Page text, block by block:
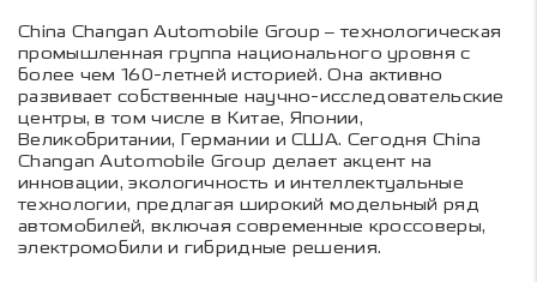
China Changan Automobile Group – технологическая
промышленная группа национального уровня с
более чем 160-летней историей. Она активно
развивает собственные научно-исследовательские
центры, в том числе в Китае, Японии,
Великобритании, Германии и США. Сегодня China
Changan Automobile Group делает акцент на
инновации, экологичность и интеллектуальные
технологии, предлагая широкий модельный ряд
автомобилей, включая современные кроссоверы,
электромобили и гибридные решения.